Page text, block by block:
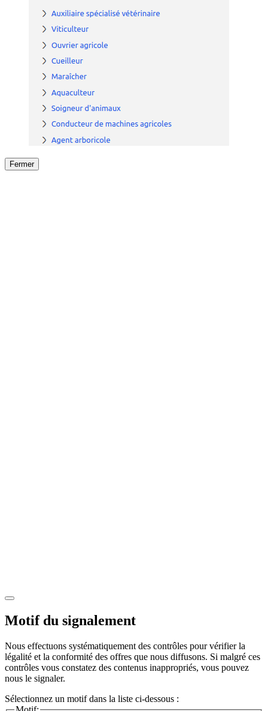
Fermer
Motif du signalement
Nous effectuons systématiquement des contrôles pour vérifier la
légalité et la conformité des offres que nous diffusons. Si malgré ces
contrôles vous constatez des contenus inappropriés, vous pouvez
nous le signaler.
Sélectionnez un motif dans la liste ci-dessous :